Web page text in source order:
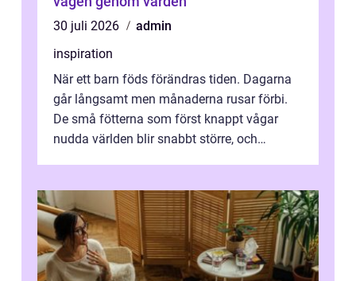
30 juli 2026
admin
inspiration
När ett barn föds förändras tiden. Dagarna
går långsamt men månaderna rusar förbi.
De små fötterna som först knappt vågar
nudda världen blir snabbt större, och